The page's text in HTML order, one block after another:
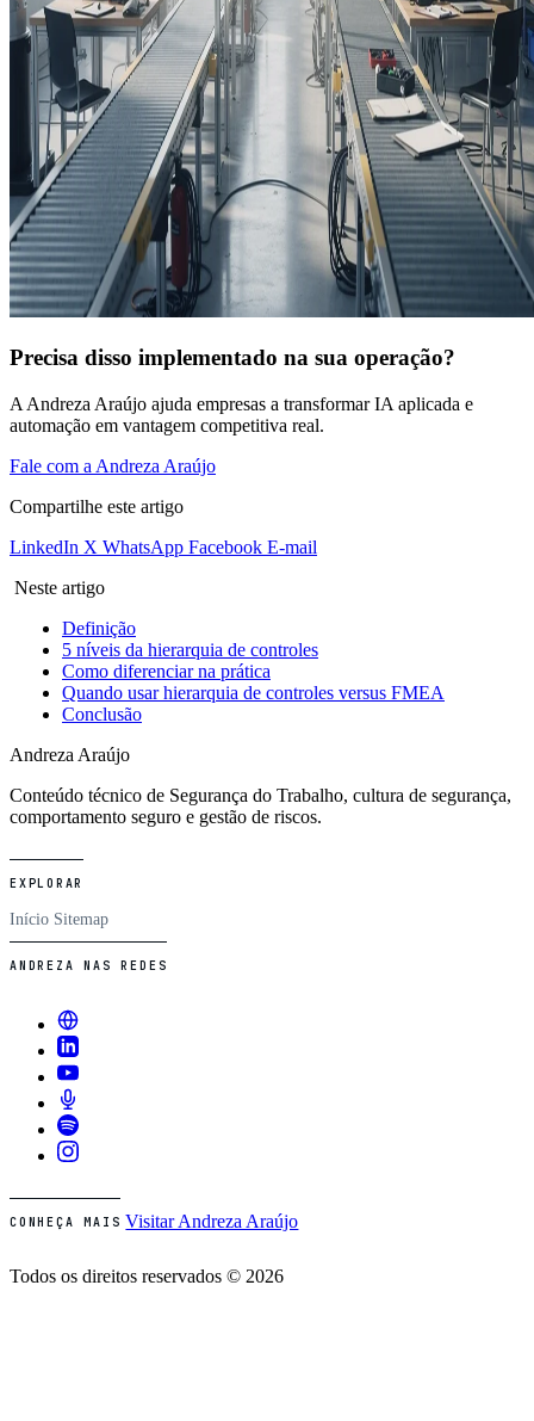
Precisa disso implementado na sua operação?
A Andreza Araújo ajuda empresas a transformar IA aplicada e
automação em vantagem competitiva real.
Fale com a Andreza Araújo
Compartilhe este artigo
LinkedIn X WhatsApp Facebook E-mail
Neste artigo
Definição
5 níveis da hierarquia de controles
Como diferenciar na prática
Quando usar hierarquia de controles versus FMEA
Conclusão
Andreza Araújo
Conteúdo técnico de Segurança do Trabalho, cultura de segurança,
comportamento seguro e gestão de riscos.
EXPLORAR
Início Sitemap
ANDREZA NAS REDES
CONHEÇA MAIS Visitar Andreza Araújo
Todos os direitos reservados © 2026